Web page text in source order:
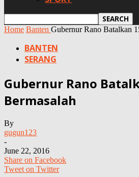
Home Banten Gubernur Rano Batalkan
BANTEN
SERANG
Gubernur Rano
Bermasalah
By
gugun123
-
June 22, 2016
Share on Facebook
Tweet on Twitter